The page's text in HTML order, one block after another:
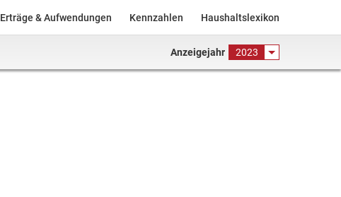
Erträge & Aufwendungen Kennzahlen Haushaltslexikon
Anzeigejahr 2023